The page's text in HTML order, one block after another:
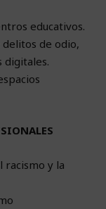
educativos.
de odio,
digitales.
racismo y la